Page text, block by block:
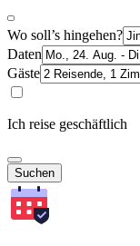
Wo soll’s hingehen?
Daten
Gäste
Ich reise geschäftlich
Suchen